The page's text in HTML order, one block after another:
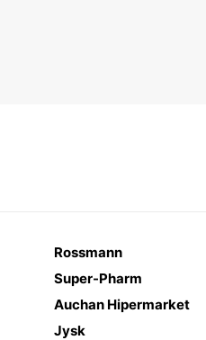
Rossmann
Super-Pharm
Auchan Hipermarket
Jysk